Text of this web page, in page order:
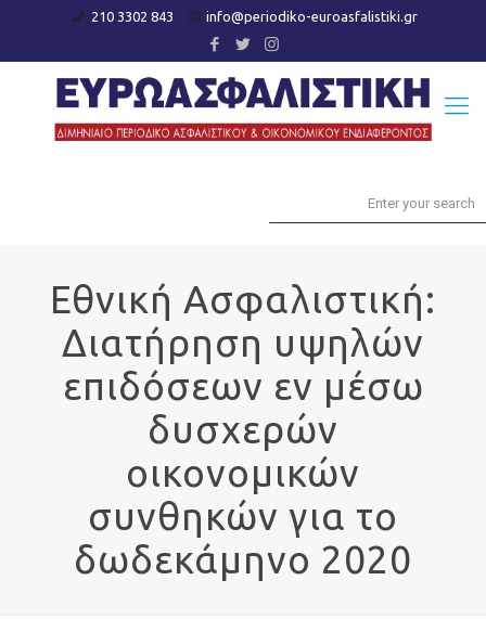
210 3302 843 info@periodiko-euroasfalistiki.gr
Εθνική Ασφαλιστική:
Διατήρηση υψηλών
επιδόσεων εν μέσω
δυσχερών
οικονομικών
συνθηκών για το
δωδεκάμηνο 2020